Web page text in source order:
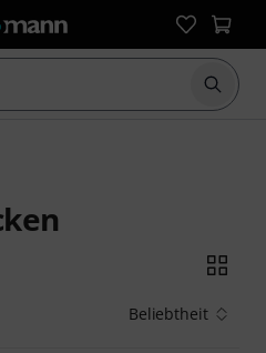
Suche
Beliebtheit